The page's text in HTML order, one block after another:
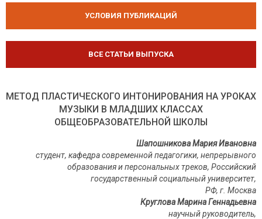
УСЛОВИЯ ПУБЛИКАЦИЙ
ВСЕ СТАТЬИ ВЫПУСКА
МЕТОД ПЛАСТИЧЕСКОГО ИНТОНИРОВАНИЯ НА УРОКАХ
МУЗЫКИ В МЛАДШИХ КЛАССАХ
ОБЩЕОБРАЗОВАТЕЛЬНОЙ ШКОЛЫ
Шапошникова Мария Ивановна
студент, кафедра современной педагогики, непрерывного
образования и персональных треков, Российский
государственный социальный университет,
РФ, г. Москва
Круглова Марина Геннадьевна
научный руководитель,